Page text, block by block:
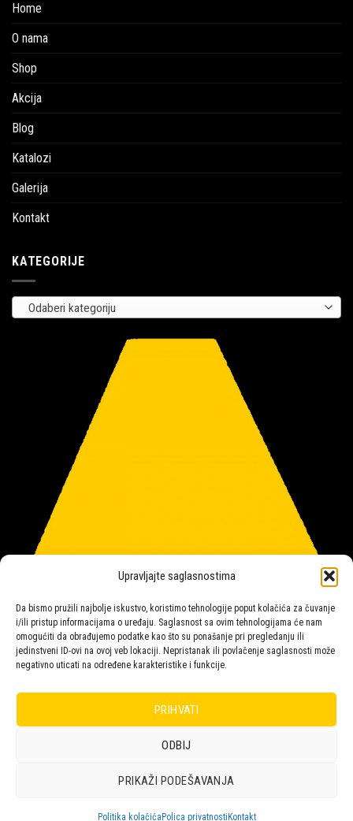
Upravljajte saglasnostima
Da bismo pružili najbolje iskustvo, koristimo tehnologije poput kolačića za čuvanje
i/ili pristup informacijama o uređaju. Saglasnost sa ovim tehnologijama će nam
omogućiti da obrađujemo podatke kao što su ponašanje pri pregledanju ili
jedinstveni ID-ovi na ovoj veb lokaciji. Nepristanak ili povlačenje saglasnosti može
negativno uticati na određene karakteristike i funkcije.
PRIHVATI
ODBIJ
PRIKAŽI PODEŠAVANJA
Politika kolačića Polica privatnosti Kontakt
Home
O nama
Shop
Akcija
Blog
Katalozi
Galerija
Kontakt
KATEGORIJE
Odaberi kategoriju